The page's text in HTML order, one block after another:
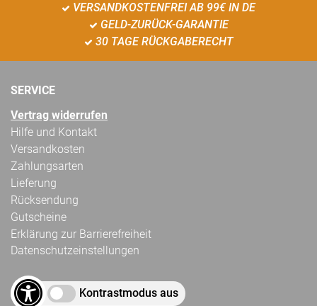
VERSANDKOSTENFREI AB 99€ IN DE
GELD-ZURÜCK-GARANTIE
30 TAGE RÜCKGABERECHT
SERVICE
Vertrag widerrufen
Hilfe und Kontakt
Versandkosten
Zahlungsarten
Lieferung
Rücksendung
Gutscheine
Erklärung zur Barrierefreiheit
Datenschutzeinstellungen
Kontrastmodus aus